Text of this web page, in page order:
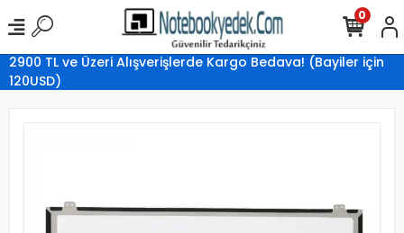
2900 TL ve Üzeri Alışverişlerde Kargo Bedava! (Bayiler için
120USD)
0